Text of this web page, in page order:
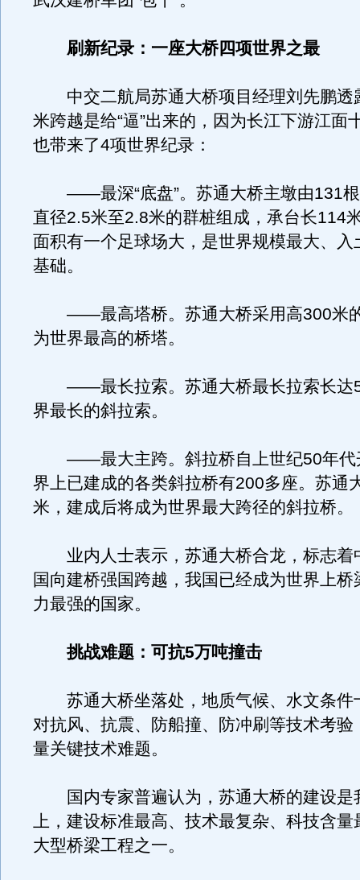
刷新纪录：一座大桥四项世界之最
中交二航局苏通大桥项目经理刘先鹏透
米跨越是给“逼”出来的，因为长江下游江面
也带来了4项世界纪录：
——最深“底盘”。苏通大桥主墩由131根
直径2.5米至2.8米的群桩组成，承台长114
面积有一个足球场大，是世界规模最大、入
基础。
——最高塔桥。苏通大桥采用高300米
为世界最高的桥塔。
——最长拉索。苏通大桥最长拉索长达
界最长的斜拉索。
——最大主跨。斜拉桥自上世纪50年代
界上已建成的各类斜拉桥有200多座。苏通
米，建成后将成为世界最大跨径的斜拉桥。
业内人士表示，苏通大桥合龙，标志着
国向建桥强国跨越，我国已经成为世界上桥
力最强的国家。
挑战难题：可抗5万吨撞击
苏通大桥坐落处，地质气候、水文条件
对抗风、抗震、防船撞、防冲刷等技术考验
量关键技术难题。
国内专家普遍认为，苏通大桥的建设是
上，建设标准最高、技术最复杂、科技含量
大型桥梁工程之一。